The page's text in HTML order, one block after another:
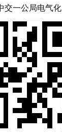
交一公局电气化